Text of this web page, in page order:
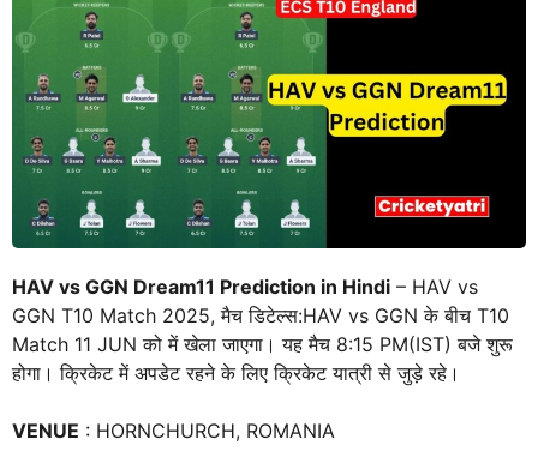
HAV vs GGN Dream11 Prediction in Hindi – HAV vs
GGN T10 Match 2025, मैच डिटेल्स:HAV vs GGN के बीच T10
Match 11 JUN को में खेला जाएगा। यह मैच 8:15 PM(IST) बजे शुरू
होगा। क्रिकेट में अपडेट रहने के लिए क्रिकेट यात्री से जुड़े रहे।
VENUE : HORNCHURCH, ROMANIA